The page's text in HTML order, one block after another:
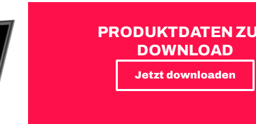
PRODUKTDATEN
DOWNLOAD
Jetzt downloaden